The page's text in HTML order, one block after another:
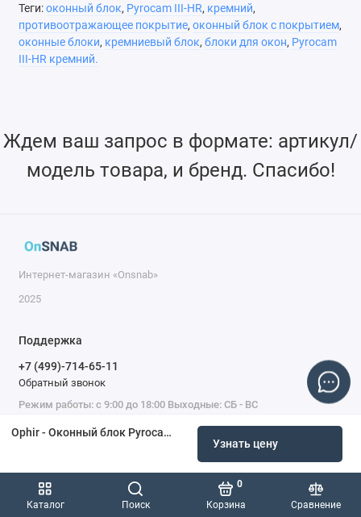
Каталог Поиск Корзина
0
Сравнение
Ophir - Оконный блок Pyrocam III-HR, кремний, с противоотражающим покрытием от 2,5 до 4 мкм
Узнать цену
Теги:оконный блок, Pyrocam III-HR, кремний,
противоотражающее покрытие, оконный блок с покрытием,
оконные блоки, кремниевый блок, блоки для окон, Pyrocam
III-HR кремний.
Ждем ваш запрос в формате: артикул/
модель товара, и бренд. Спасибо!
Интернет-магазин «Onsnab»
2025
Поддержка
+7 (499)-714-65-11
Обратный звонок
Режим работы: с 9:00 до 18:00 Выходные: СБ - ВС